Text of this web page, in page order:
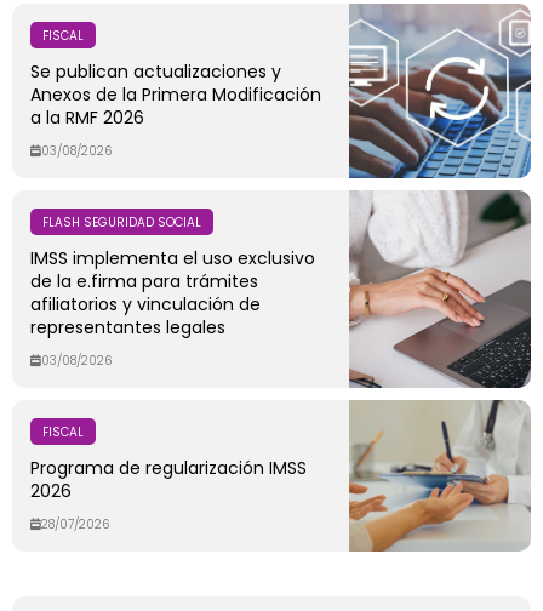
FISCAL
Se publican actualizaciones y
Anexos de la Primera Modificación
a la RMF 2026
03/08/2026
FLASH SEGURIDAD SOCIAL
IMSS implementa el uso exclusivo
de la e.firma para trámites
afiliatorios y vinculación de
representantes legales
03/08/2026
FISCAL
Programa de regularización IMSS
2026
28/07/2026